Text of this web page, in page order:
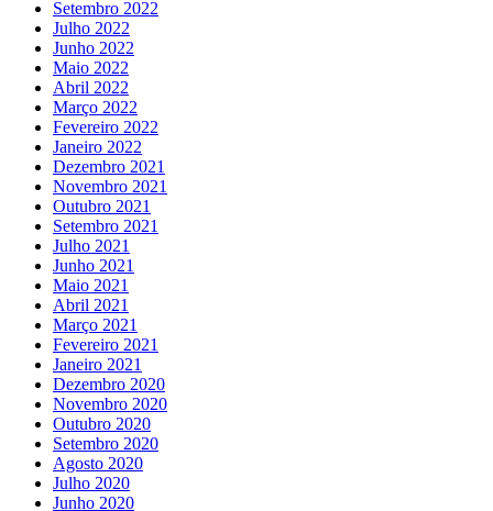
Setembro 2022
Julho 2022
Junho 2022
Maio 2022
Abril 2022
Março 2022
Fevereiro 2022
Janeiro 2022
Dezembro 2021
Novembro 2021
Outubro 2021
Setembro 2021
Julho 2021
Junho 2021
Maio 2021
Abril 2021
Março 2021
Fevereiro 2021
Janeiro 2021
Dezembro 2020
Novembro 2020
Outubro 2020
Setembro 2020
Agosto 2020
Julho 2020
Junho 2020